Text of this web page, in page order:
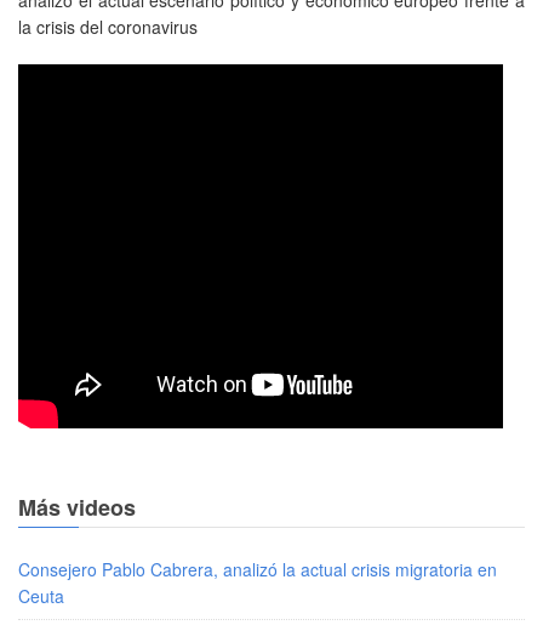
la crisis del coronavirus
Más videos
Consejero Pablo Cabrera, analizó la actual crisis migratoria en
Ceuta